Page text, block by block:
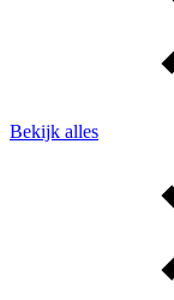
Bekijk alles